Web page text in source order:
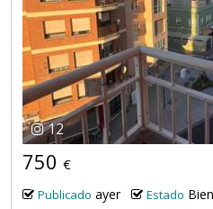
12
750 €
Publicado ayer Estado Bien